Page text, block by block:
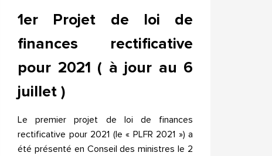
1er Projet de loi de
finances rectificative
pour 2021 ( à jour au 6
juillet )
Le premier projet de loi de finances
rectificative pour 2021 (le « PLFR 2021 ») a
été présenté en Conseil des ministres le 2